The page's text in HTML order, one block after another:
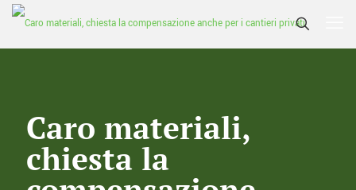
Caro materiali,
chiesta la